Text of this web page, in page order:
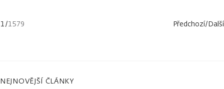
1/1579 Předchozí/Další
NEJNOVĚJŠÍ ČLÁNKY